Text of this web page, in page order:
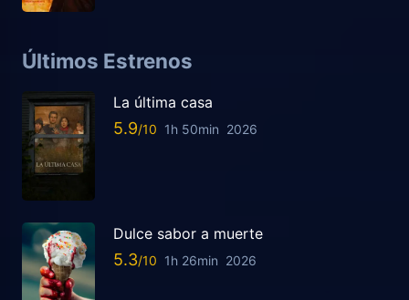
Últimos Estrenos
La última casa
5.9 1h 50min 2026
Dulce sabor a muerte
5.3 1h 26min 2026